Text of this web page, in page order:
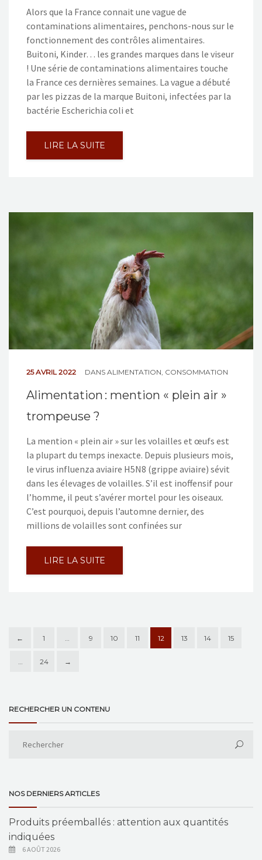
Alors que la France connait une vague de
contaminations alimentaires, penchons-nous sur le
fonctionnement des contrôles alimentaires.
Buitoni, Kinder… les grandes marques dans le viseur
! Une série de contaminations alimentaires touche
la France ces dernières semaines. La vague a débuté
par les pizzas de la marque Buitoni, infectées par la
bactérie Escherichia coli et
LIRE LA SUITE
25 AVRIL 2022 DANS ALIMENTATION, CONSOMMATION
Alimentation : mention « plein air »
trompeuse ?
La mention « plein air » sur les volailles et œufs est
la plupart du temps inexacte. Depuis plusieurs mois,
le virus influenza aviaire H5N8 (grippe aviaire) sévit
dans les élevages de volailles. S’il est inoffensif pour
l’homme, il peut s’avérer mortel pour les oiseaux.
C’est pourquoi, depuis l’automne dernier, des
millions de volailles sont confinées sur
LIRE LA SUITE
← 1 … 9 10 11 12 13 14 15
… 24 →
RECHERCHER UN CONTENU
NOS DERNIERS ARTICLES
Produits préemballés : attention aux quantités
indiquées
6 AOÛT 2026